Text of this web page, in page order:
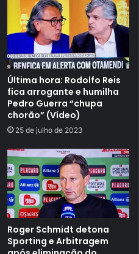
Última hora: Rodolfo Reis
fica arrogante e humilha
Pedro Guerra “chupa
chorão” (Vídeo)
25 de julho de 2023
Roger Schmidt detona
Sporting e Arbitragem